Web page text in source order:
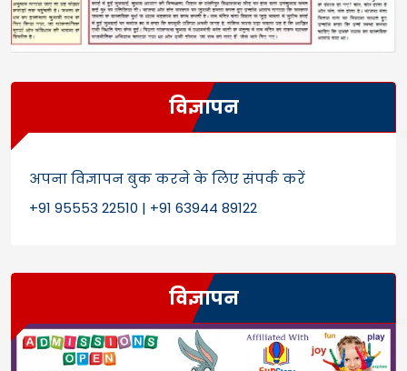
विज्ञापन
अपना विज्ञापन बुक करने के लिए संपर्क करें
+91 95553 22510 | +91 63944 89122
विज्ञापन